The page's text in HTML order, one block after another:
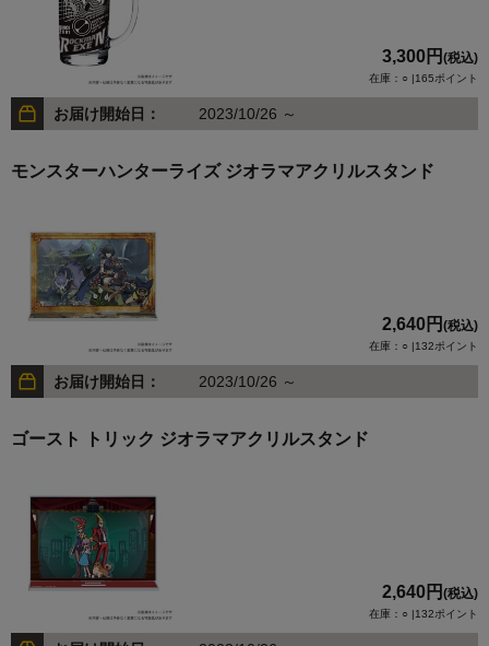
3,300円 (税込)
在庫：○ |165ポイント
お届け開始日： 2023/10/26 ～
モンスターハンターライズ ジオラマアクリルスタンド
2,640円 (税込)
在庫：○ |132ポイント
お届け開始日： 2023/10/26 ～
ゴースト トリック ジオラマアクリルスタンド
2,640円 (税込)
在庫：○ |132ポイント